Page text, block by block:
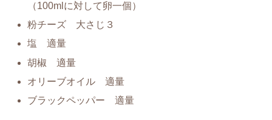
（100mlに対して卵一個）
粉チーズ 大さじ３
塩 適量
胡椒 適量
オリーブオイル 適量
ブラックペッパー 適量